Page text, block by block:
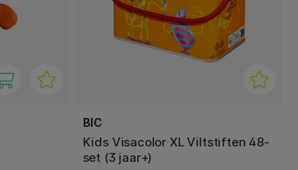
BIC
Kids Visacolor XL Viltstiften 48-
set (3 jaar+)